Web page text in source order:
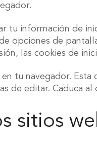
tu información de
opciones de
las cookies de
tu navegador.
de editar. Caduca al
sitios